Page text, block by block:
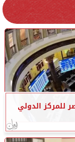
للمركز الدولي